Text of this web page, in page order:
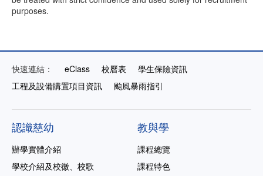
purposes.
快速連結： eClass 校曆表
學生保險資訊
工程及設備購置項目資訊
颱風暴雨指引
認識慈幼
辦學實體介紹
學校介紹及校徽、校歌
教與學
課程總覽
課程特色